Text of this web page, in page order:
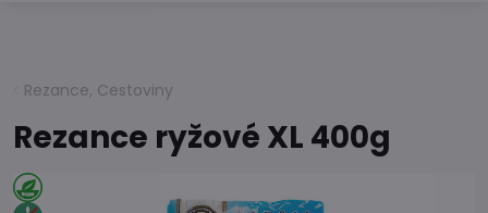
Rezance, Cestoviny
Rezance ryžové XL 400g